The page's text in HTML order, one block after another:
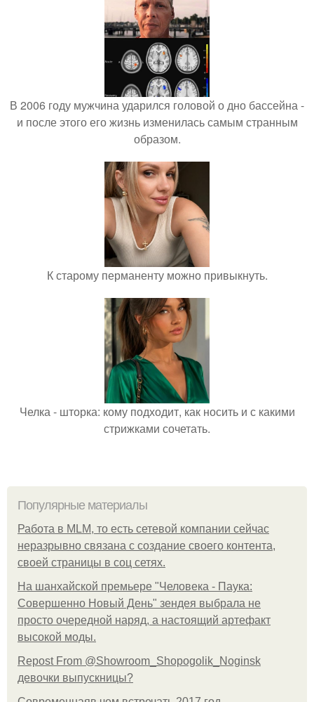
В 2006 году мужчина ударился головой о дно бассейна -
и после этого его жизнь изменилась самым странным
образом.
К старому перманенту можно привыкнуть.
Челка - шторка: кому подходит, как носить и с какими
стрижками сочетать.
Популярные материалы
Работа в MLM, то есть сетевой компании сейчас
неразрывно связана с создание своего контента,
своей страницы в соц сетях.
На шанхайской премьере "Человека - Паука:
Совершенно Новый День" зендея выбрала не
просто очередной наряд, а настоящий артефакт
высокой моды.
Repost From @Showroom_Shopogolik_Noginsk
девочки выпускницы?